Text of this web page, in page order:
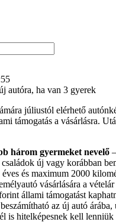
autóra, ha van 3 gyerek
júliustól elérhető
támogatás a vásárlásra.
három gyermeket nevelő
új vagy korábban
és maximum 2000
vásárlására a
állami támogatást
az új autó
is hitelképesnek kell lenniük